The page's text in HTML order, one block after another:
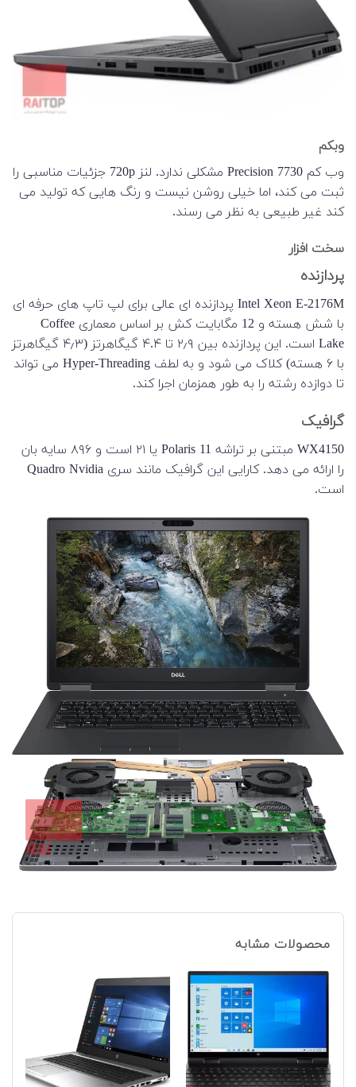
وبکم
وب کم Precision 7730 مشکلی ندارد. لنز 720p جزئیات مناسبی را
ثبت می کند، اما خیلی روشن نیست و رنگ هایی که تولید می
کند غیر طبیعی به نظر می رسند.
سخت افزار
پردازنده
Intel Xeon E-2176M پردازنده ای عالی برای لپ تاپ های حرفه ای
با شش هسته و 12 مگابایت کش بر اساس معماری Coffee
Lake است. این پردازنده بین ۲٫۹ تا ۴.۴ گیگاهرتز (۴٫۳ گیگاهرتز
با ۶ هسته) کلاک می شود و به لطف Hyper-Threading می تواند
تا دوازده رشته را به طور همزمان اجرا کند.
گرافیک
WX4150 مبتنی بر تراشه Polaris 11 یا ۲۱ است و ۸۹۶ سایه بان
را ارائه می دهد. کارایی این گرافیک مانند سری Quadro Nvidia
است.
محصولات مشابه